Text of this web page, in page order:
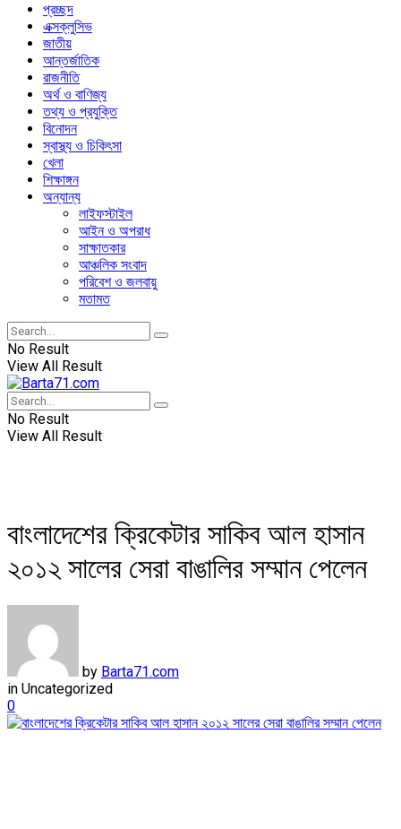
প্রচ্ছদ
এক্সক্লুসিভ
জাতীয়
আন্তর্জাতিক
রাজনীতি
অর্থ ও বাণিজ্য
তথ্য ও প্রযুক্তি
বিনোদন
স্বাস্থ্য ও চিকিৎসা
খেলা
শিক্ষাঙ্গন
অন্যান্য
লাইফস্টাইল
আইন ও অপরাধ
সাক্ষাতকার
আঞ্চলিক সংবাদ
পরিবেশ ও জলবায়ু
মতামত
No Result
View All Result
No Result
View All Result
বাংলাদেশের ক্রিকেটার সাকিব আল হাসান
২০১২ সালের সেরা বাঙালির সম্মান পেলেন
by Barta71.com
in Uncategorized
0